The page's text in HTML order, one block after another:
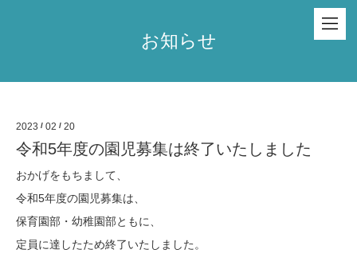
お知らせ
2023 / 02 / 20
令和5年度の園児募集は終了いたしました
おかげをもちまして、
令和5年度の園児募集は、
保育園部・幼稚園部ともに、
定員に達したため終了いたしました。